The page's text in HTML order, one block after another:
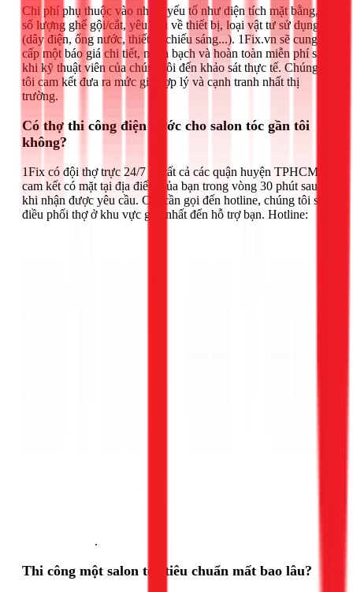
Chi phí phụ thuộc vào nhiều yếu tố như diện tích mặt bằng,
số lượng ghế gội/cắt, yêu cầu về thiết bị, loại vật tư sử dụng
(dây điện, ống nước, thiết bị chiếu sáng...). 1Fix.vn sẽ cung
cấp một báo giá chi tiết, minh bạch và hoàn toàn miễn phí sau
khi kỹ thuật viên của chúng tôi đến khảo sát thực tế. Chúng
tôi cam kết đưa ra mức giá hợp lý và cạnh tranh nhất thị
trường.
Có thợ thi công điện nước cho salon tóc gần tôi
không?
1Fix có đội thợ trực 24/7 tại tất cả các quận huyện TPHCM,
cam kết có mặt tại địa điểm của bạn trong vòng 30 phút sau
khi nhận được yêu cầu. Chỉ cần gọi đến hotline, chúng tôi sẽ
điều phối thợ ở khu vực gần nhất đến hỗ trợ bạn. Hotline:
.
Thi công một salon tóc tiêu chuẩn mất bao lâu?